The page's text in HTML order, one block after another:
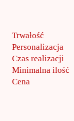
Trwałość
Personalizacja
Czas realizacji
Minimalna ilość
Cena